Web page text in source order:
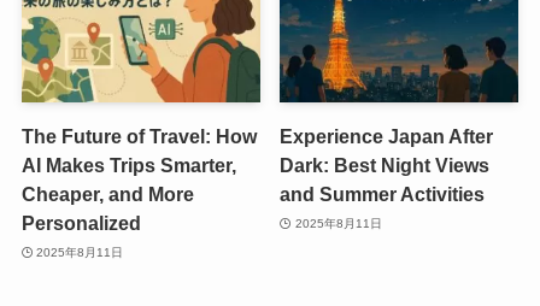
The Future of Travel: How
AI Makes Trips Smarter,
Cheaper, and More
Personalized
2025年8月11日
Experience Japan After
Dark: Best Night Views
and Summer Activities
2025年8月11日